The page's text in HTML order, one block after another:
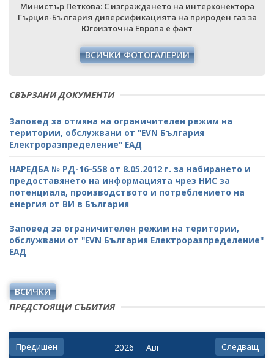
Министър Петкова: С изграждането на интерконектора
Гърция-България диверсификацията на природен газ за
Югоизточна Европа е факт
ВСИЧКИ ФОТОГАЛЕРИИ
СВЪРЗАНИ ДОКУМЕНТИ
Заповед за отмяна на ограничителен режим на
територии, обслужвани от "ЕVN България
Електроразпределение" ЕАД
НАРЕДБА № РД-16-558 от 8.05.2012 г. за набирането и
предоставянето на информацията чрез НИС за
потенциала, производството и потреблението на
енергия от ВИ в България
Заповед за ограничителен режим на територии,
обслужвани от "ЕVN България Електроразпределение"
ЕАД
ВСИЧКИ
ПРЕДСТОЯЩИ СЪБИТИЯ
Предишен Следващ